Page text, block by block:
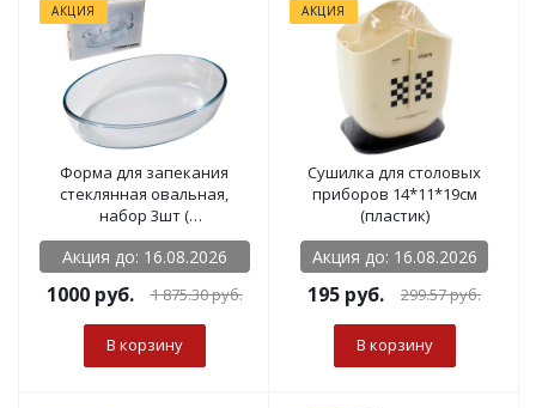
АКЦИЯ
Форма для запекания
стеклянная овальная,
набор 3шт (
35*23см/30*20см/25*17см )
Акция до: 16.08.2026
1000 руб. 1 875.30руб.
В корзину
АКЦИЯ
Сушилка для столовых
приборов 14*11*19см
(пластик)
Акция до: 16.08.2026
195 руб. 299.57руб.
В корзину